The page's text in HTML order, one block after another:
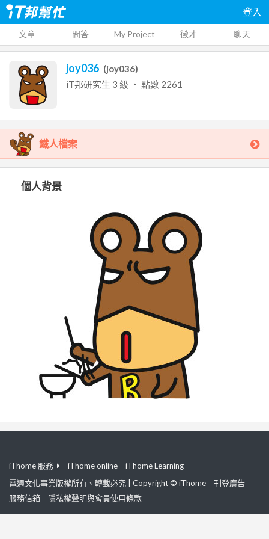
登入
文章 問答 My Project 徵才 聊天
joy036 (joy036)
iT邦研究生 3 級 ‧ 點數 2261
鐵人檔案
個人背景
iThome 服務 iThome online
iThome Learning
電週文化事業版權所有、轉載必究 | Copyright © iThome
刊登廣告
服務信箱
隱私權聲明與會員使用條款